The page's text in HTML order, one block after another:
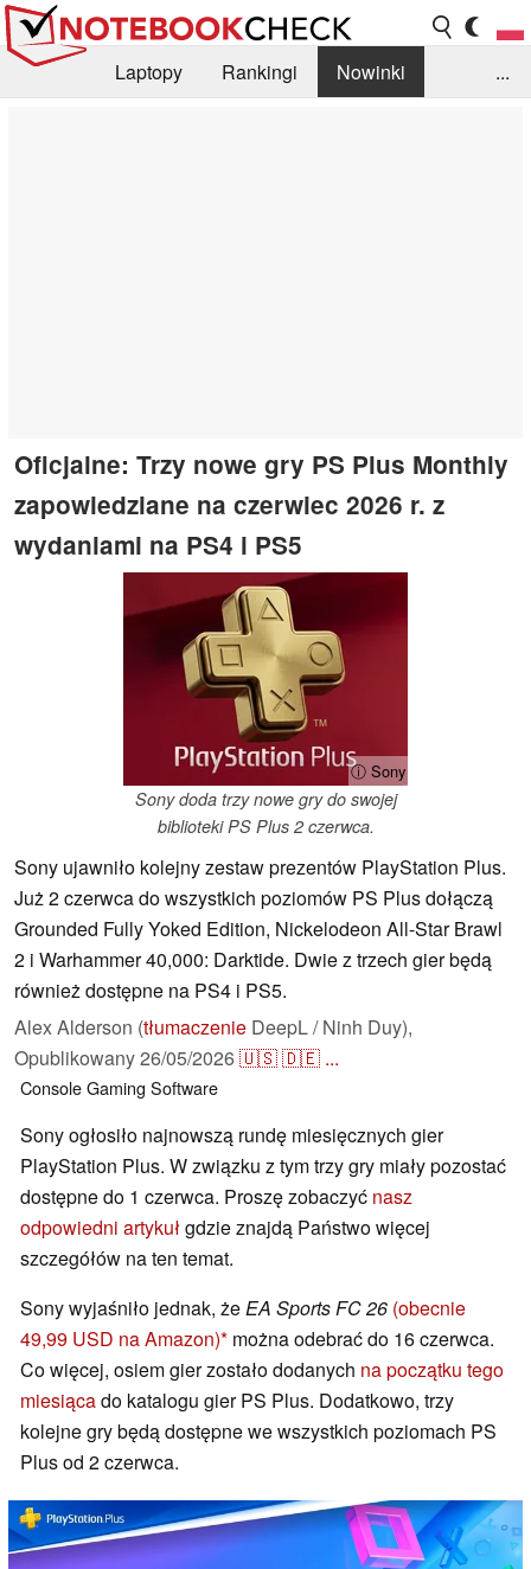
Laptopy Rankingi
Nowinki
...
Oficjalne: Trzy nowe gry PS Plus Monthly
zapowiedziane na czerwiec 2026 r. z
wydaniami na PS4 i PS5
ⓘ Sony
Sony doda trzy nowe gry do swojej
biblioteki PS Plus 2 czerwca.
Sony ujawniło kolejny zestaw prezentów PlayStation Plus.
Już 2 czerwca do wszystkich poziomów PS Plus dołączą
Grounded Fully Yoked Edition, Nickelodeon All-Star Brawl
2 i Warhammer 40,000: Darktide. Dwie z trzech gier będą
również dostępne na PS4 i PS5.
Alex Alderson (tłumaczenie DeepL / Ninh Duy),
Opublikowany26/05/2026🇺🇸🇩🇪 ...
ConsoleGaming Software
Sony ogłosiło najnowszą rundę miesięcznych gier
PlayStation Plus. W związku z tym trzy gry miały pozostać
dostępne do 1 czerwca. Proszę zobaczyć nasz
odpowiedni artykułgdzie znajdą Państwo więcej
szczegółów na ten temat.
Sony wyjaśniło jednak, żeEA Sports FC 26 (obecnie
49,99 USD na Amazon) można odebrać do 16 czerwca.
Co więcej, osiem gier zostało dodanych na początku tego
miesiącado katalogu gier PS Plus. Dodatkowo, trzy
kolejne gry będą dostępne we wszystkich poziomach PS
Plus od 2 czerwca.